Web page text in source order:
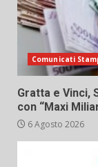
Comunicati
Gratta e Vinci,
con “Maxi
6 Agosto 2026